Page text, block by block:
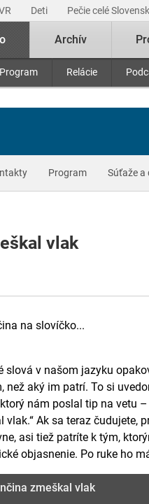
Deti Pečie celé
Program Relácie
Archív
Program Súťaže a
vlak
na slovíčko...
slová v našom jazyku
než aký im patrí. To si
nám poslal tip na vetu
vlak.“ Ak sa teraz čudujete,
asi tiež patríte k tým,
objasnenie. Po ruke ho
zmeškal vlak